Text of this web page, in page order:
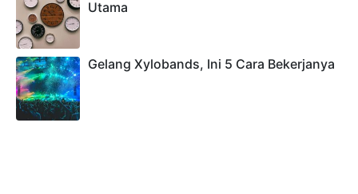
Utama
Gelang Xylobands, Ini 5 Cara Bekerjanya